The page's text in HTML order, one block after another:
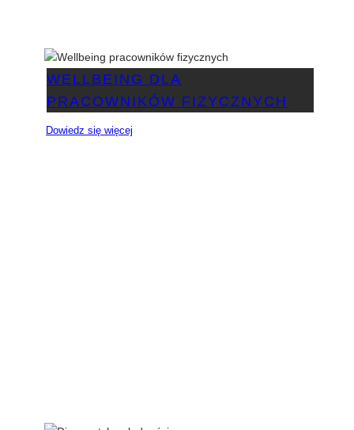
WELLBEING DLA
PRACOWNIKÓW FIZYCZNYCH
Dowiedz się więcej